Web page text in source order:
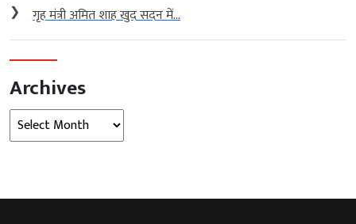
❯ गृह मंत्री अमित शाह खुद सदन में...
Archives
Archives